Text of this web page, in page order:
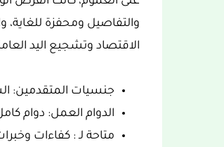
الاقتصاد وتشجيع اليد
جنسيات المتقدمين:
الدوام العمل: دوام
متاحة لـ : كفاءات